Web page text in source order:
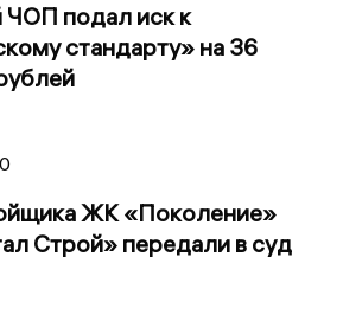
ЧОП подал иск к
стандарту» на 36
ЖК «Поколение»
Строй» передали в суд